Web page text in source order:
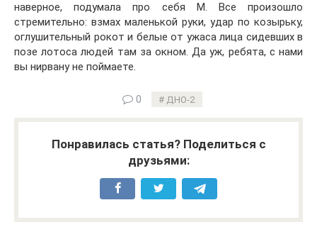
наверное, подумала про себя М. Все произошло
стремительно: взмах маленькой руки, удар по козырьку,
оглушительный рокот и белые от ужаса лица сидевших в
позе лотоса людей там за окном. Да уж, ребята, с нами
вы нирвану не поймаете.
0 ДНО-2
Понравилась статья? Поделиться с
друзьями: